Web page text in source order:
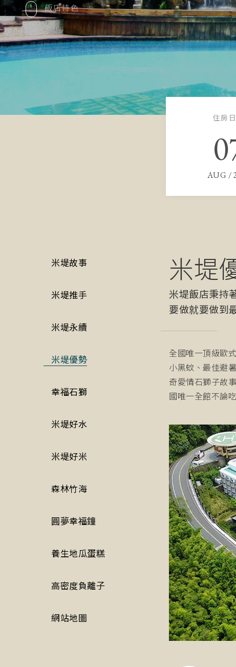
飯店特色
住房
AUG /
米堤故事
米堤推手
米堤永續
米堤優勢
幸福石獅
米堤好水
米堤好米
森林竹海
圓夢幸福鐘
養生地瓜蛋糕
高密度負離子
網站地圖
米堤
米堤飯店秉持
要做就要做到
全國唯一頂級歐
小黑蚊、最佳避
奇愛情石獅子故
國唯一全館不論